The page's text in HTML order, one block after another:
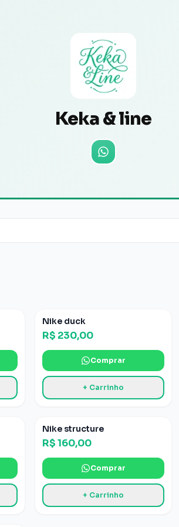
Keka & line
Nike duck
R$ 230,00
Comprar
+ Carrinho
Nike structure
R$ 160,00
Comprar
+ Carrinho